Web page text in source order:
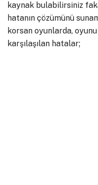
kaynak bulabilirsiniz
hatanın çözümünü
korsan oyunlarda,
karşılaşılan hatalar;